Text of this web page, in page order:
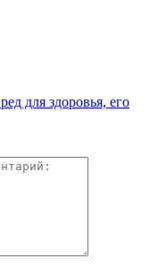
для здоровья, его